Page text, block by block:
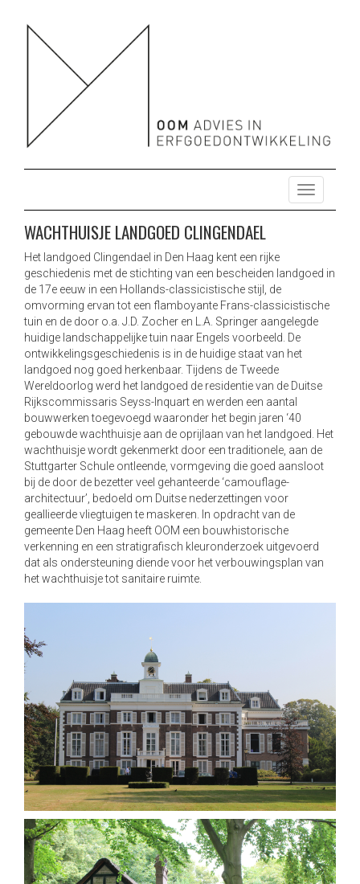
ONDERZOEK ENERGIE DUURZAAM MONUMENTEN
DUURZAAM MONUMENTEN
T
o
e
a
v
a
t
o
n
WACHTHUISJE LANDGOED CLINGENDAEL
Het landgoed Clingendael in Den Haag kent een rijke
geschiedenis met de stichting van een bescheiden landgoed in
de 17e eeuw in een Hollands-classicistische stijl, de
omvorming ervan tot een flamboyante Frans-classicistische
tuin en de door o.a. J.D. Zocher en L.A. Springer aangelegde
huidige landschappelijke tuin naar Engels voorbeeld. De
ontwikkelingsgeschiedenis is in de huidige staat van het
landgoed nog goed herkenbaar. Tijdens de Tweede
Wereldoorlog werd het landgoed de residentie van de Duitse
Rijkscommissaris Seyss-Inquart en werden een aantal
bouwwerken toegevoegd waaronder het begin jaren ‘40
gebouwde wachthuisje aan de oprijlaan van het landgoed. Het
wachthuisje wordt gekenmerkt door een traditionele, aan de
Stuttgarter Schule ontleende, vormgeving die goed aansloot
bij de door de bezetter veel gehanteerde ‘camouflage-
architectuur’, bedoeld om Duitse nederzettingen voor
geallieerde vliegtuigen te maskeren. In opdracht van de
gemeente Den Haag heeft OOM een bouwhistorische
verkenning en een stratigrafisch kleuronderzoek uitgevoerd
dat als ondersteuning diende voor het verbouwingsplan van
het wachthuisje tot sanitaire ruimte.